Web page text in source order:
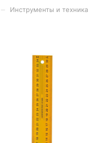
Инструменты и техника